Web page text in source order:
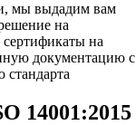
мы выдадим вам
на
сертификаты на
документацию с
14001:2015